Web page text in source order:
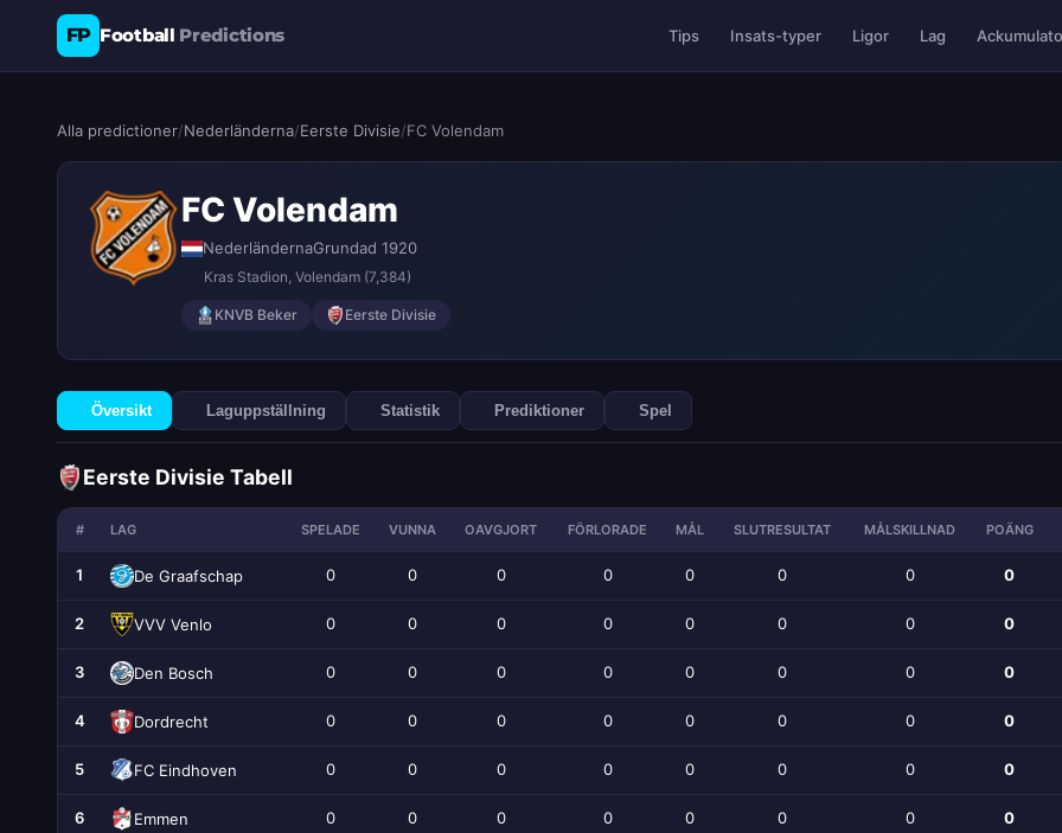
FP Football Predictions Tips Insats-typer Ligor Lag
Alla predictioner/Nederländerna/Eerste Divisie/FC Volendam
FC Volendam
NederländernaGrundad 1920
Kras Stadion, Volendam (7,384)
KNVB Beker Eerste Divisie
Översikt Laguppställning Statistik Prediktioner Spel
Eerste Divisie Tabell
# LAG SPELADE VUNNA OAVGJORT FÖRLORADE MÅL SLUTRESULTAT MÅLSKILLNAD POÄNG
1 De Graafschap 0 0 0 0 0 0 0 0
2 VVV Venlo 0 0 0 0 0 0 0 0
3 Den Bosch 0 0 0 0 0 0 0 0
4 Dordrecht 0 0 0 0 0 0 0 0
5 FC Eindhoven 0 0 0 0 0 0 0 0
6 Emmen 0 0 0 0 0 0 0 0